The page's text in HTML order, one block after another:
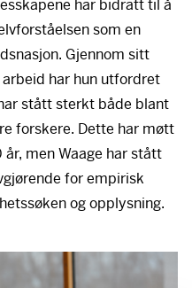
har bidratt til å
som en
Gjennom sitt
har hun utfordret
stått sterkt både blant
forskere. Dette har møtt
men Waage har stått
for empirisk
og opplysning.